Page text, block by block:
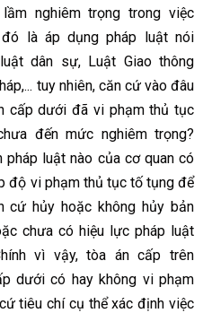
nghiêm trọng trong việc
là áp dụng pháp luật nói
dân sự, Luật Giao thông
tuy nhiên, căn cứ vào đâu
cấp dưới đã vi phạm thủ tục
đến mức nghiêm trọng?
pháp luật nào của cơ quan có
độ vi phạm thủ tục tố tụng để
cứ hủy hoặc không hủy bản
chưa có hiệu lực pháp luật
vì vậy, tòa án cấp trên
dưới có hay không vi phạm
tiêu chí cụ thể xác định việc